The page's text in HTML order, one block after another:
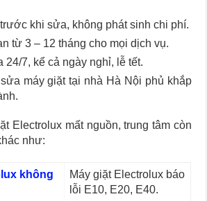
khi sửa, không phát sinh chi phí.
từ 3 – 12 tháng cho mọi dịch vụ.
24/7, kể cả ngày nghỉ, lễ tết.
máy giặt tại nhà Hà Nội phủ khắp
Electrolux mất nguồn, trung tâm còn
như:
không
Máy giặt Electrolux báo
lỗi E10, E20, E40.